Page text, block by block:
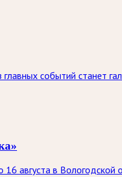
событий станет
августа в